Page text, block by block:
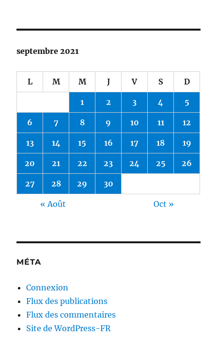
septembre 2021
L M M J V S D
1 2 3 4 5
6 7 8 9 10 11 12
13 14 15 16 17 18 19
20 21 22 23 24 25 26
27 28 29 30
« Août Oct »
MÉTA
Connexion
Flux des publications
Flux des commentaires
Site de WordPress-FR